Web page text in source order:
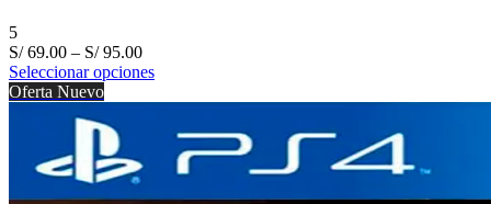
5
S/69.00 – S/95.00
Seleccionar opciones
Oferta Nuevo